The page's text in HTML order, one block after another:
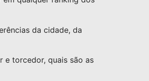
da cidade, da
e torcedor, quais são as